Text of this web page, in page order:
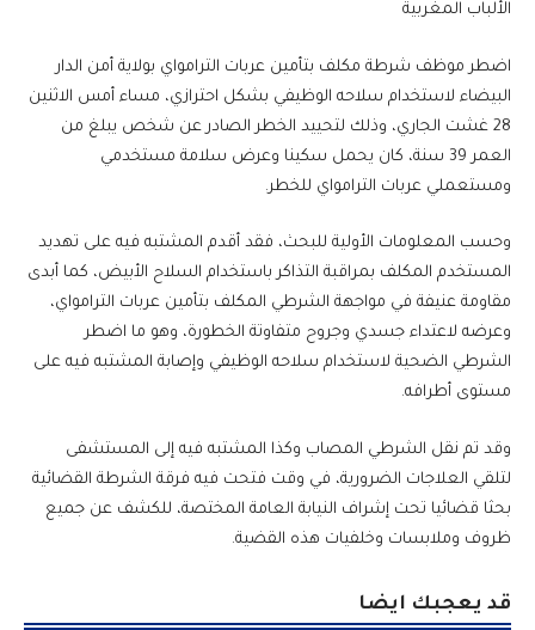
الألباب المغربية
اضطر موظف شرطة مكلف بتأمين عربات الترامواي بولاية أمن الدار
البيضاء لاستخدام سلاحه الوظيفي بشكل احترازي، مساء أمس الاثنين
28 غشت الجاري، وذلك لتحييد الخطر الصادر عن شخص يبلغ من
العمر 39 سنة، كان يحمل سكينا وعرض سلامة مستخدمي
ومستعملي عربات الترامواي للخطر.
وحسب المعلومات الأولية للبحث، فقد أقدم المشتبه فيه على تهديد
المستخدم المكلف بمراقبة التذاكر باستخدام السلاح الأبيض، كما أبدى
مقاومة عنيفة في مواجهة الشرطي المكلف بتأمين عربات الترامواي،
وعرضه لاعتداء جسدي وجروح متفاوتة الخطورة، وهو ما اضطر
الشرطي الضحية لاستخدام سلاحه الوظيفي وإصابة المشتبه فيه على
مستوى أطرافه.
وقد تم نقل الشرطي المصاب وكذا المشتبه فيه إلى المستشفى
لتلقي العلاجات الضرورية، في وقت فتحت فيه فرقة الشرطة القضائية
بحثا قضائيا تحت إشراف النيابة العامة المختصة، للكشف عن جميع
ظروف وملابسات وخلفيات هذه القضية.
قد يعجبك ايضا